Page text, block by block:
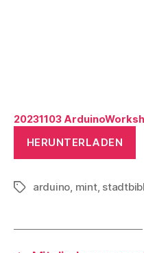
20231103
HERUNTERLADEN
Schlagwörter
arduino, mint,